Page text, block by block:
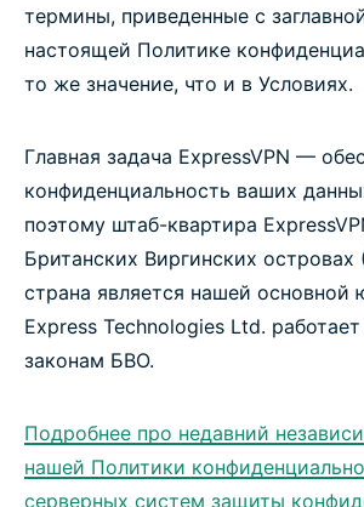
термины, приведенные с
настоящей Политике
то же значение, что и в Условиях.
Главная задача ExpressVPN —
конфиденциальность ваших
поэтому штаб-квартира
Британских Виргинских
страна является нашей основной
Express Technologies Ltd. работает
законам БВО.
Подробнее про недавний
нашей Политики
серверных систем защиты